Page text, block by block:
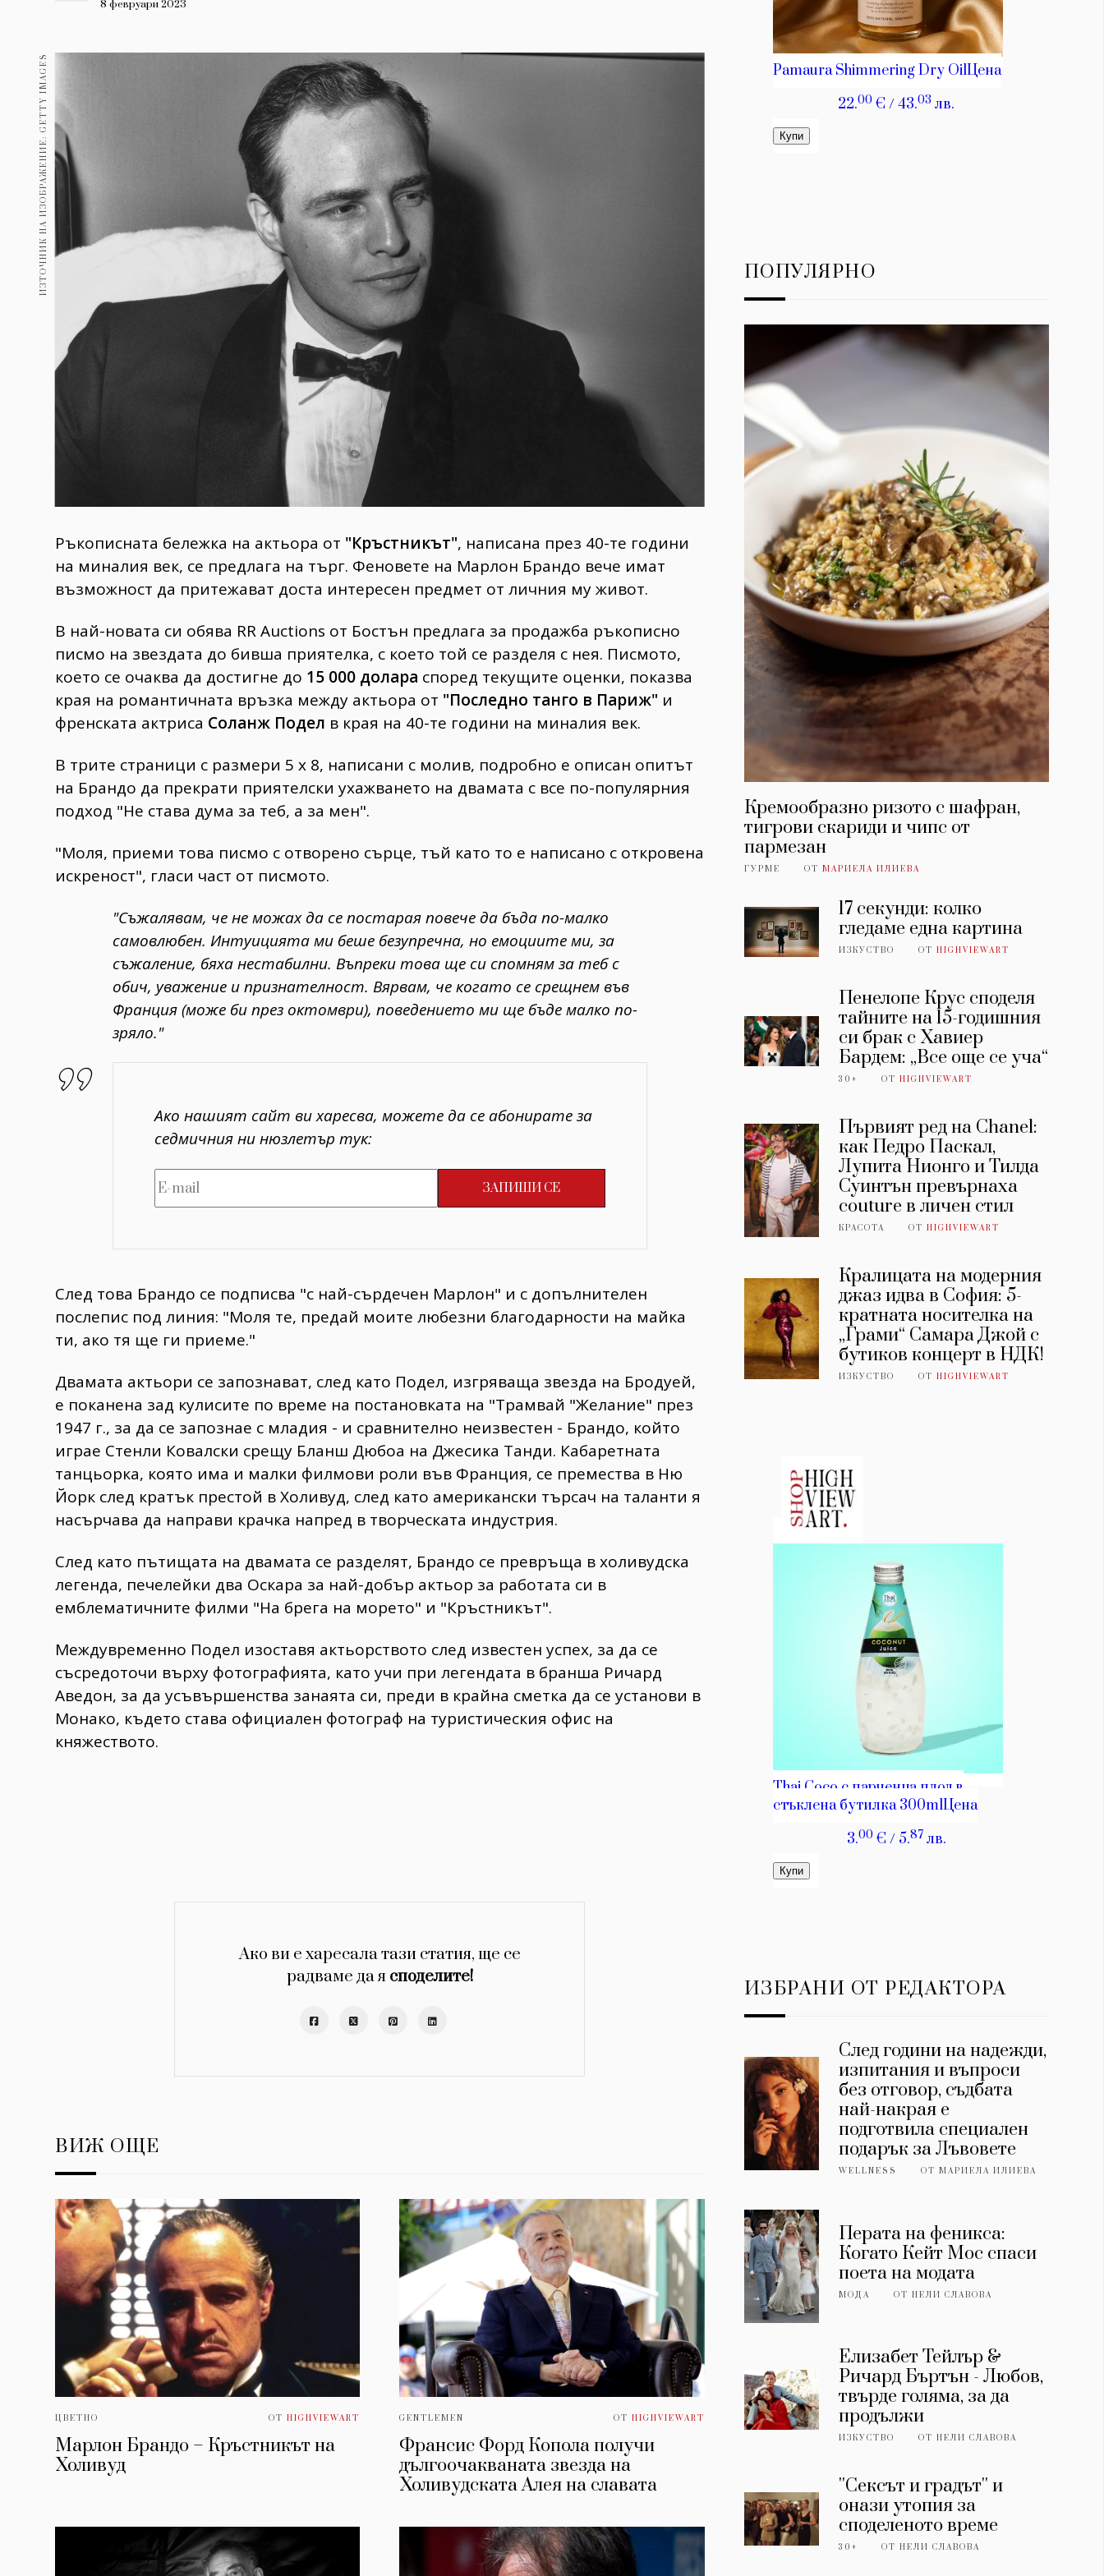
Здраве
Gentlemen
382
Wellness
ПОСЛЕДВАЙТЕ
НИ
8 февруари 2023
ИЗТОЧНИК НА ИЗОБРАЖЕНИЕ: GETTY IMAGES
Ръкописната бележка на актьора от "Кръстникът", написана през 40-те години
на миналия век, се предлага на търг. Феновете на Марлон Брандо вече имат
възможност да притежават доста интересен предмет от личния му живот.
В най-новата си обява RR Auctions от Бостън предлага за продажба ръкописно
писмо на звездата до бивша приятелка, с което той се разделя с нея. Писмото,
което се очаква да достигне до 15 000 долара според текущите оценки, показва
края на романтичната връзка между актьора от "Последно танго в Париж" и
френската актриса Соланж Подел в края на 40-те години на миналия век.
В трите страници с размери 5 x 8, написани с молив, подробно е описан опитът
на Брандо да прекрати приятелски ухажването на двамата с все по-популярния
подход "Не става дума за теб, а за мен".
"Моля, приеми това писмо с отворено сърце, тъй като то е написано с откровена
искреност", гласи част от писмото.
"Съжалявам, че не можах да се постарая повече да бъда по-малко
самовлюбен. Интуицията ми беше безупречна, но емоциите ми, за
съжаление, бяха нестабилни. Въпреки това ще си спомням за теб с
обич, уважение и признателност. Вярвам, че когато се срещнем във
Франция (може би през октомври), поведението ми ще бъде малко по-
зряло."
Ако нашият сайт ви харесва, можете да се абонирате за
седмичния ни нюзлетър тук:
След това Брандо се подписва "с най-сърдечен Марлон" и с допълнителен
послепис под линия: "Моля те, предай моите любезни благодарности на майка
ти, ако тя ще ги приеме."
Двамата актьори се запознават, след като Подел, изгряваща звезда на Бродуей,
е поканена зад кулисите по време на постановката на "Трамвай "Желание" през
1947 г., за да се запознае с младия - и сравнително неизвестен - Брандо, който
играе Стенли Ковалски срещу Бланш Дюбоа на Джесика Танди. Кабаретната
танцьорка, която има и малки филмови роли във Франция, се премества в Ню
Йорк след кратък престой в Холивуд, след като американски търсач на таланти я
насърчава да направи крачка напред в творческата индустрия.
След като пътищата на двамата се разделят, Брандо се превръща в холивудска
легенда, печелейки два Оскара за най-добър актьор за работата си в
емблематичните филми "На брега на морето" и "Кръстникът".
Междувременно Подел изоставя актьорството след известен успех, за да се
съсредоточи върху фотографията, като учи при легендата в бранша Ричард
Аведон, за да усъвършенства занаята си, преди в крайна сметка да се установи в
Монако, където става официален фотограф на туристическия офис на
княжеството.
Ако ви е харесала тази статия, ще се
радваме да я споделите!
ВИЖ ОЩЕ
ЦВЕТНО ОТHIGHVIEWART
Марлон Брандо – Кръстникът на
Холивуд
GENTLEMEN ОТ HIGHVIEWART
Франсис Форд Копола получи
дългоочакваната звезда на
Холивудската Алея на славата
ПОПУЛЯРНО
Кремообразно ризото с шафран,
тигрови скариди и чипс от
пармезан
ГУРМЕ ОТ МАРИЕЛА ИЛИЕВА
17 секунди: колко
гледаме една картина
ИЗКУСТВО ОТHIGHVIEWART
Пенелопе Крус споделя
тайните на 15-годишния
си брак с Хавиер
Бардем: „Все още се уча“
30+ ОТHIGHVIEWART
Първият ред на Chanel:
как Педро Паскал,
Лупита Нионго и Тилда
Суинтън превърнаха
couture в личен стил
КРАСОТА ОТHIGHVIEWART
Кралицата на модерния
джаз идва в София: 5-
кратната носителка на
„Грами“ Самара Джой с
бутиков концерт в НДК!
ИЗКУСТВО ОТHIGHVIEWART
ИЗБРАНИ ОТ РЕДАКТОРА
След години на надежди,
изпитания и въпроси
без отговор, съдбата
най-накрая е
подготвила специален
подарък за Лъвовете
WELLNESS ОТМАРИЕЛА ИЛИЕВА
Перата на феникса:
Когато Кейт Мос спаси
поета на модата
МОДА ОТНЕЛИ СЛАВОВА
Елизабет Тейлър &
Ричард Бъртън - Любов,
твърде голяма, за да
продължи
ИЗКУСТВО ОТНЕЛИ СЛАВОВА
''Сексът и градът'' и
онази утопия за
споделеното време
30+ ОТНЕЛИ СЛАВОВА